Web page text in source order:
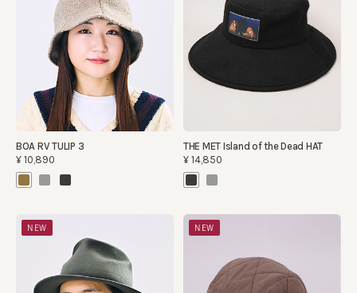
BOA RV TULIP 3
¥10,890
THE MET Island of the Dead HAT
¥14,850
NEW NEW